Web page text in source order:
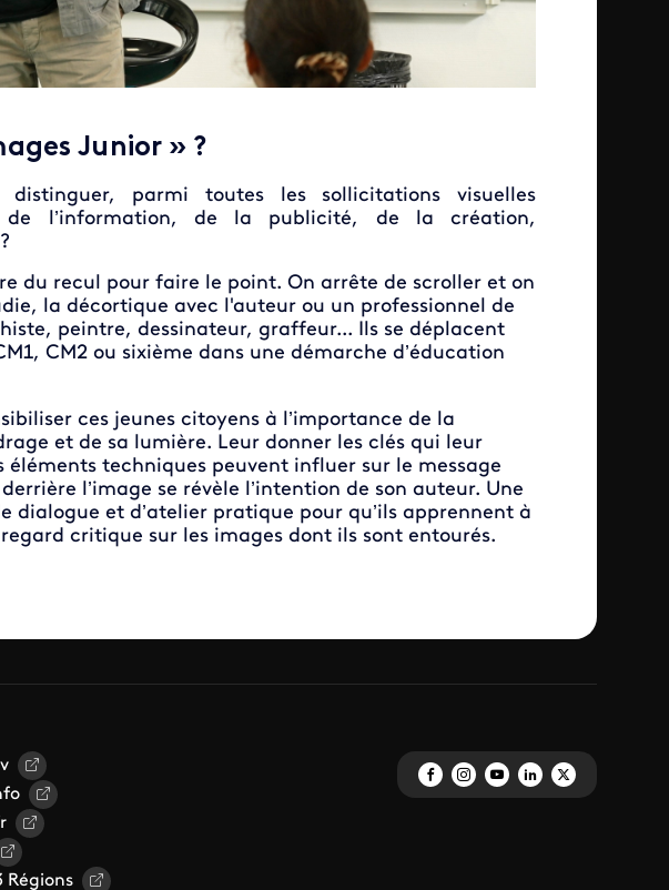
Junior » ?
parmi toutes les sollicitations visuelles
de l’information, de la publicité, de la création,
du recul pour faire le point. On arrête de scroller et on
la décortique avec l'auteur ou un professionnel de
peintre, dessinateur, graffeur... Ils se déplacent
CM2 ou sixième dans une démarche d’éducation
ces jeunes citoyens à l’importance de la
et de sa lumière. Leur donner les clés qui leur
techniques peuvent influer sur le message
l’image se révèle l’intention de son auteur. Une
dialogue et d’atelier pratique pour qu’ils apprennent à
critique sur les images dont ils sont entourés.
Régions